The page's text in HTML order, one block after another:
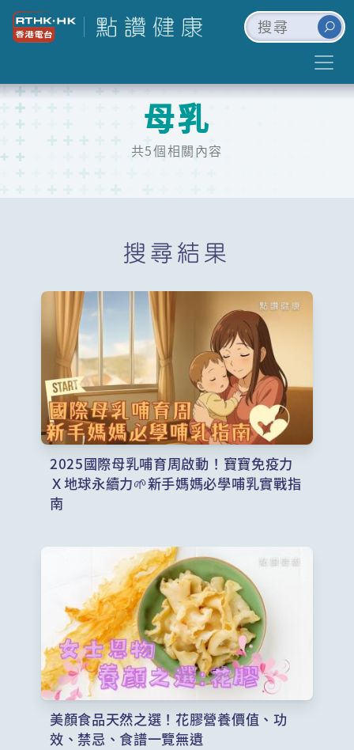
母乳
共5個相關內容
搜尋結果
2025國際母乳哺育周啟動！寶寶免疫力
Ｘ地球永續力🌱新手媽媽必學哺乳實戰指
南
美顏食品天然之選！花膠營養價值、功
效、禁忌、食譜一覽無遺